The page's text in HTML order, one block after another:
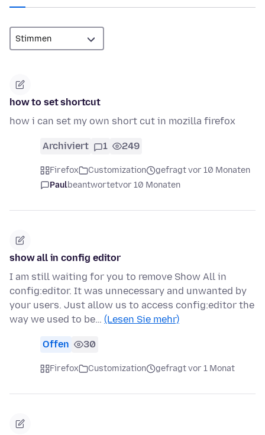
how to set shortcut
how i can set my own short cut in mozilla firefox
Archiviert 1 249
Firefox Customization
gefragt vor 10 Monaten
Paulbeantwortetvor 10 Monaten
show all in config editor
I am still waiting for you to remove Show All in
config:editor. It was unnecessary and unwanted by
your users. Just allow us to access config:editor the
way we used to be… (Lesen Sie mehr)
Offen 30
Firefox Customization gefragt vor 1 Monat